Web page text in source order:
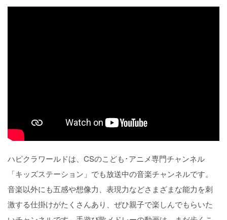
ハピクラワールドは、CSのこども･アニメ専門チャンネル
「キッズステーション」でも放送中の音楽チャンネルです。
音楽以外にも五感や想像力、表現力などさまざまな能力を刺
激する仕掛けがたくさんあり、ぜひ親子で楽しんでもらいた